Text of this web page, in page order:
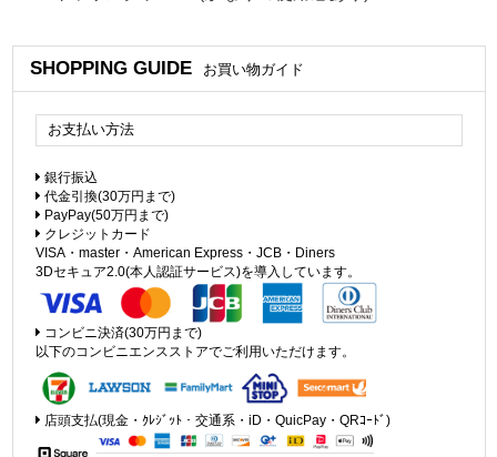
SHOPPING GUIDE お買い物ガイド
お支払い方法
銀行振込
代金引換(30万円まで)
PayPay(50万円まで)
クレジットカード
VISA・master・American Express・JCB・Diners
3Dセキュア2.0(本人認証サービス)を導入しています。
コンビニ決済(30万円まで)
以下のコンビニエンスストアでご利用いただけます。
店頭支払(現金・ｸﾚｼﾞｯﾄ・交通系・iD・QuicPay・QRｺｰﾄﾞ)